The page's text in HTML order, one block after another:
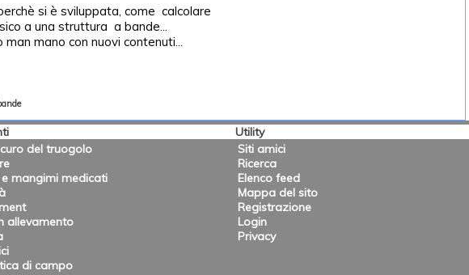
si è sviluppata, come calcolare
a una struttura a bande...
mano con nuovi contenuti...
del truogolo
mangimi medicati
allevamento
di campo
Utility
Siti amici
Ricerca
Elenco feed
Mappa del sito
Registrazione
Login
Privacy